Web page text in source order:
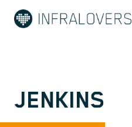
JENKINS